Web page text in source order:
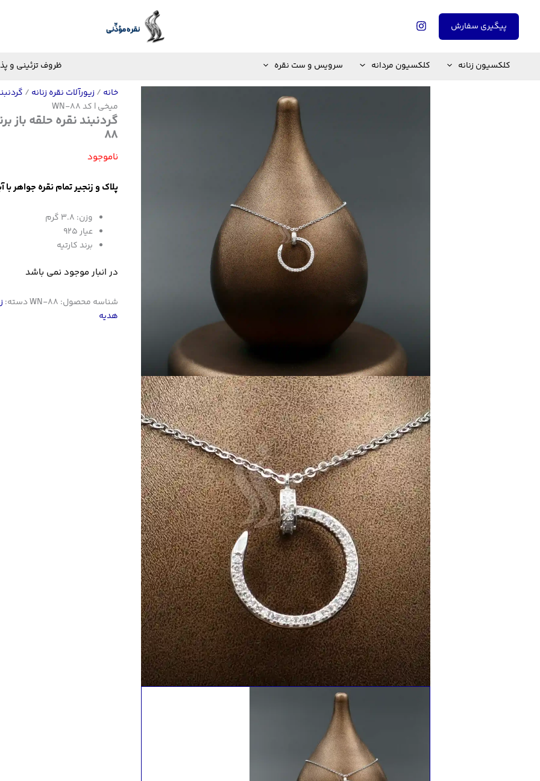
پیگیری سفارش
کلکسیون زنانه کلکسیون مردانه سرویس و ست نقره ظروف تزئینی و
خانه / زیورآلات نقره زنانه /
میخی | کد WN-88
88
ناموجود
پلاک و زنجیر تمام نقره جواهر
وزن: ۳.۸ گرم
عیار 925
برند کارتیه
در انبار موجود نمی باشد
شناسه محصول: WN-88دسته:
هدیه